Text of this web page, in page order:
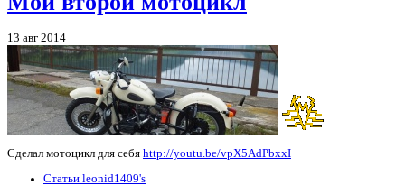
13 авг 2014
Сделал мотоцикл для себя http://youtu.be/vpX5AdPbxxI
Статьи leonid1409's